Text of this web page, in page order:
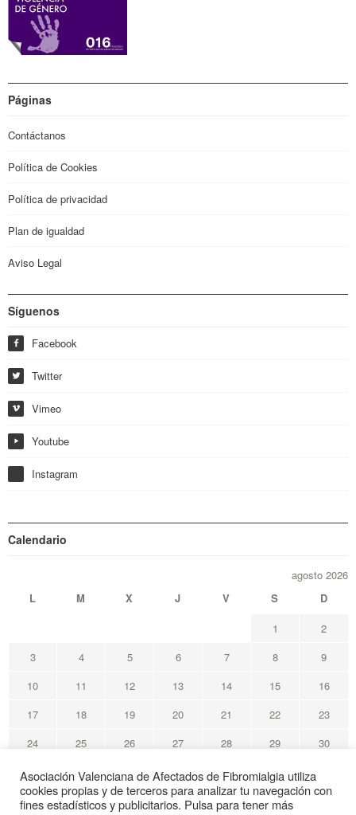
Páginas
Contáctanos
Política de Cookies
Política de privacidad
Plan de igualdad
Aviso Legal
Síguenos
f Facebook
w Twitter
i Vimeo
y Youtube
Instagram
Calendario
agosto 2026
L
M X J V S
D
1
2
3
4 5 6 7 8
9
10
11 12 13 14 15
16
17
18 19 20 21 22
23
24
25 26 27 28 29
30
31
« May
Asociación Valenciana de Afectados de Fibromialgia utiliza
cookies propias y de terceros para analizar tu navegación con
fines estadísticos y publicitarios. Pulsa para tener más